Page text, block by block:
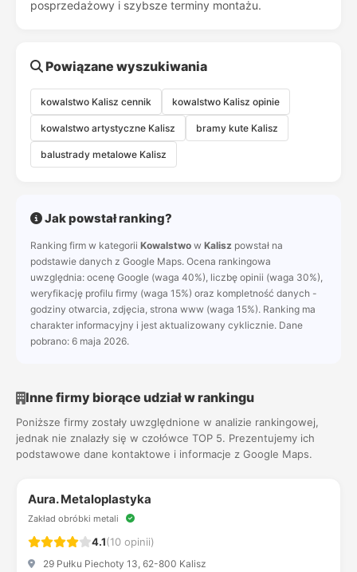
posprzedażowy i szybsze terminy montażu.
Powiązane wyszukiwania
kowalstwo Kalisz cennik kowalstwo Kalisz opinie
kowalstwo artystyczne Kalisz bramy kute Kalisz
balustrady metalowe Kalisz
Jak powstał ranking?
Ranking firm w kategorii Kowalstwo w Kalisz powstał na
podstawie danych z Google Maps. Ocena rankingowa
uwzględnia: ocenę Google (waga 40%), liczbę opinii (waga 30%),
weryfikację profilu firmy (waga 15%) oraz kompletność danych -
godziny otwarcia, zdjęcia, strona www (waga 15%). Ranking ma
charakter informacyjny i jest aktualizowany cyklicznie. Dane
pobrano: 6 maja 2026.
Inne firmy biorące udział w rankingu
Poniższe firmy zostały uwzględnione w analizie rankingowej,
jednak nie znalazły się w czołówce TOP 5. Prezentujemy ich
podstawowe dane kontaktowe i informacje z Google Maps.
Aura. Metaloplastyka
Zakład obróbki metali
4.1(10 opinii)
29 Pułku Piechoty 13, 62-800 Kalisz